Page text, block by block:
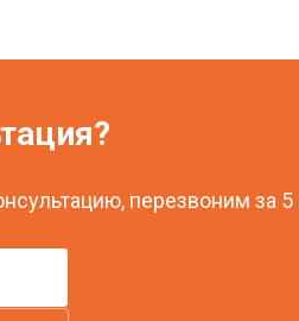
перезвоним за 5